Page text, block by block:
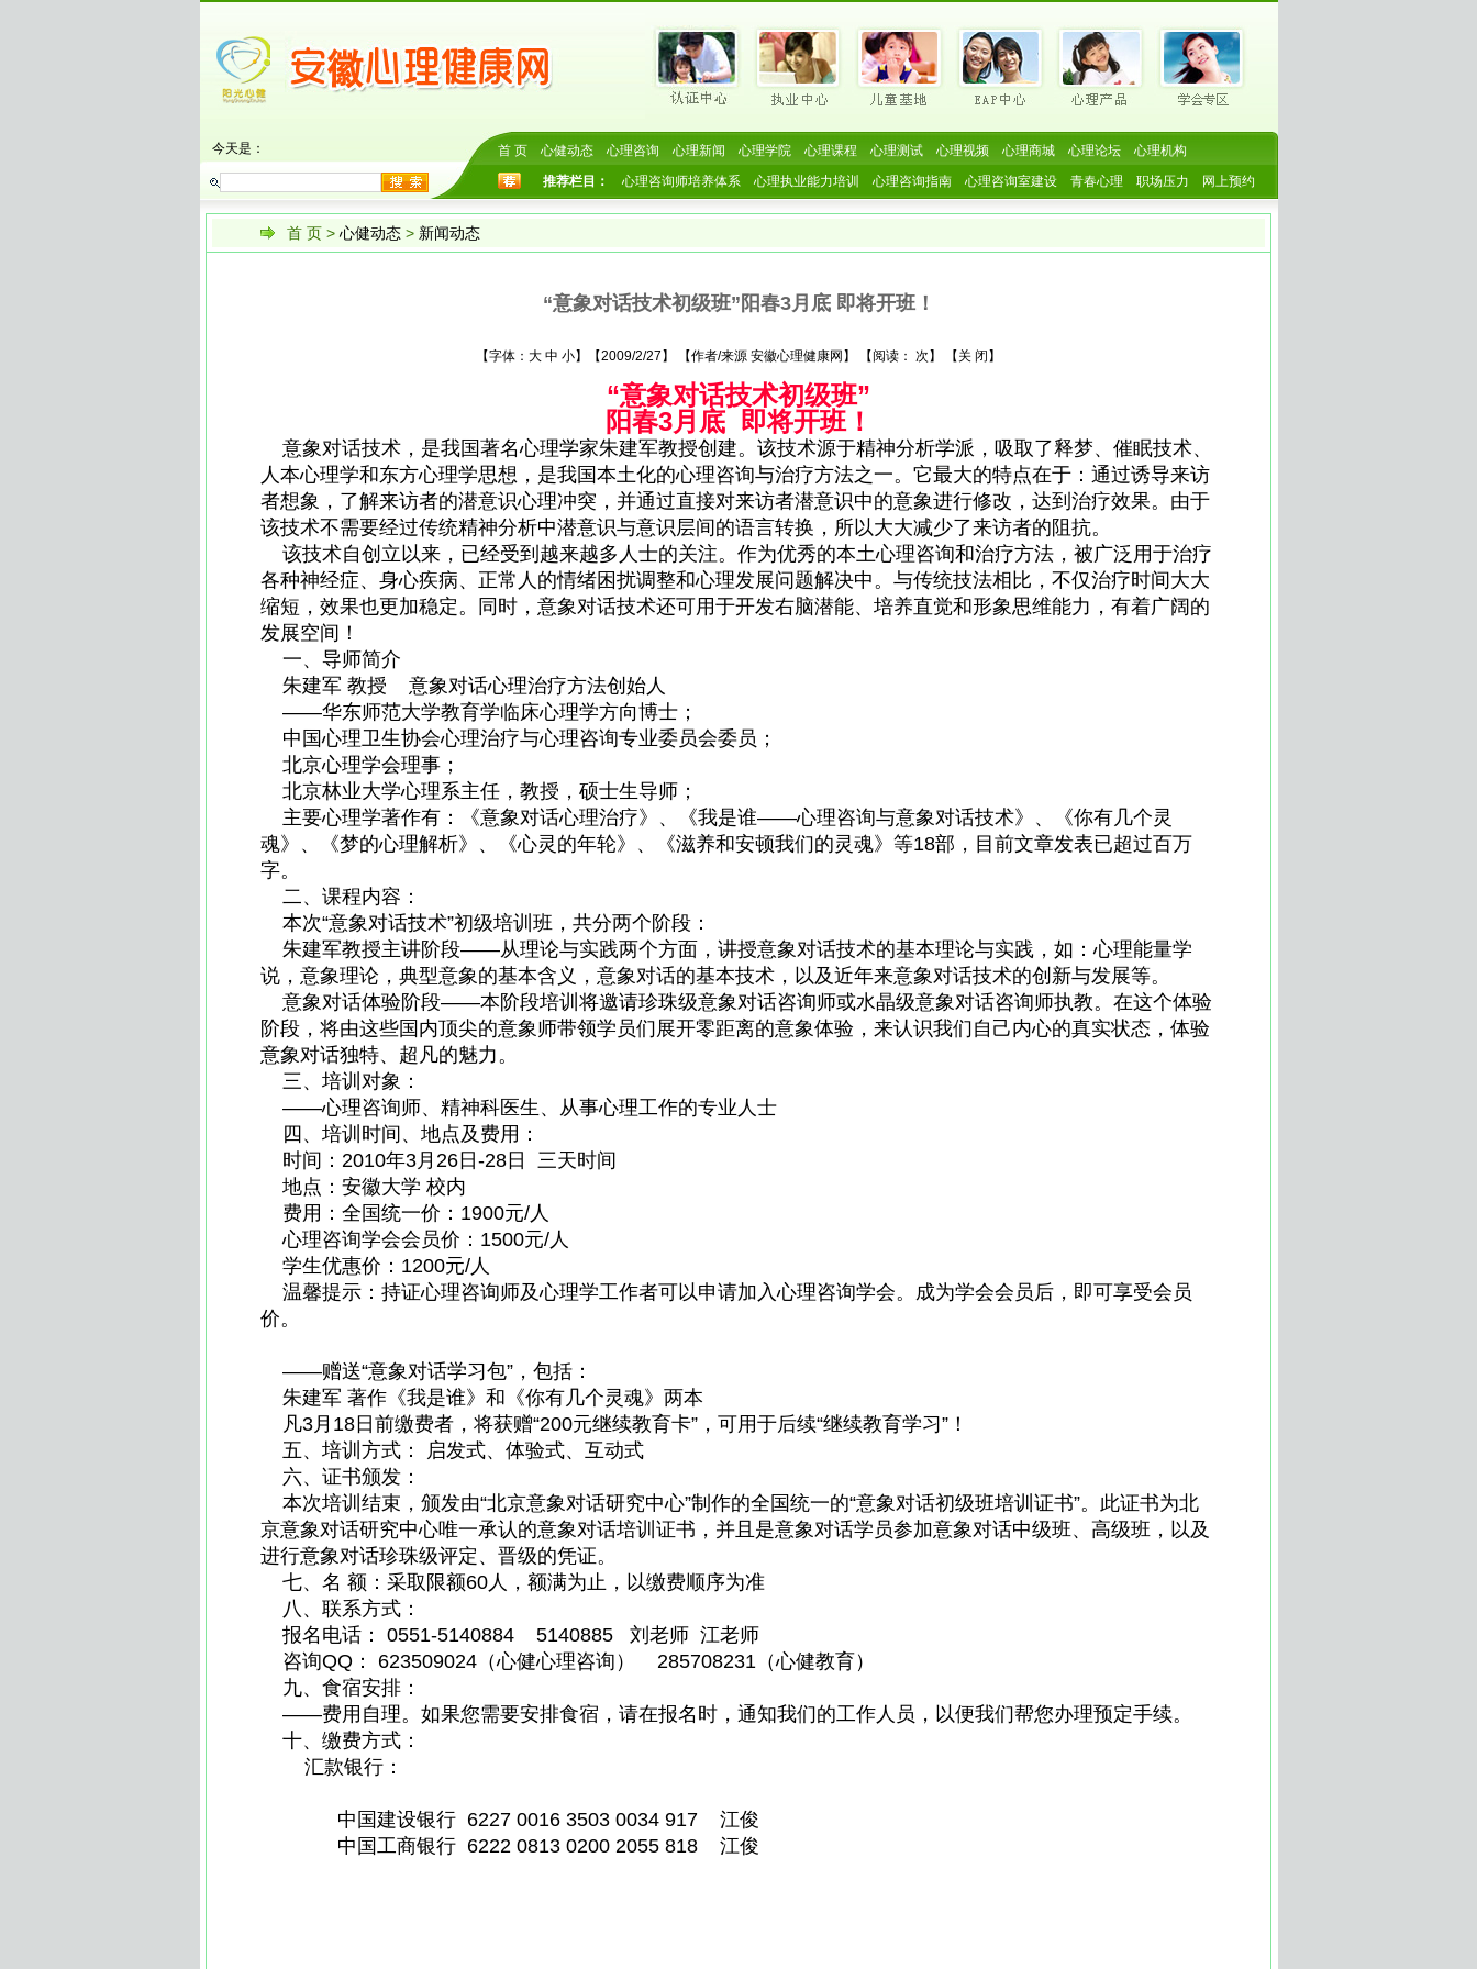
今天是： 首 页 心健动态 心理咨询 心理新闻 心理学院 心理课程 心理测试 心理视频 心理商城 心理论坛
心理机构
推荐栏目：
心理咨询师培养体系 心理执业能力培训 心理咨询指南 心理咨询室建设 青春心理 职场压力 网上预约
首 页 > 心健动态 > 新闻动态
“意象对话技术初级班”阳春3月底 即将开班！
【字体： 大 中 小】【2009/2/27】 【作者/来源 安徽心理健康网】 【阅读： 次】 【 关 闭 】
“意象对话技术初级班”
阳春3月底 即将开班！
意象对话技术，是我国著名心理学家朱建军教授创建。该技术源于精神分析学派，吸取了释梦、催眠技术、
人本心理学和东方心理学思想，是我国本土化的心理咨询与治疗方法之一。它最大的特点在于：通过诱导来访
者想象，了解来访者的潜意识心理冲突，并通过直接对来访者潜意识中的意象进行修改，达到治疗效果。由于
该技术不需要经过传统精神分析中潜意识与意识层间的语言转换，所以大大减少了来访者的阻抗。
该技术自创立以来，已经受到越来越多人士的关注。作为优秀的本土心理咨询和治疗方法，被广泛用于治疗
各种神经症、身心疾病、正常人的情绪困扰调整和心理发展问题解决中。与传统技法相比，不仅治疗时间大大
缩短，效果也更加稳定。同时，意象对话技术还可用于开发右脑潜能、培养直觉和形象思维能力，有着广阔的
发展空间！
一、导师简介
朱建军 教授 意象对话心理治疗方法创始人
——华东师范大学教育学临床心理学方向博士；
中国心理卫生协会心理治疗与心理咨询专业委员会委员；
北京心理学会理事；
北京林业大学心理系主任，教授，硕士生导师；
主要心理学著作有：《意象对话心理治疗》、《我是谁——心理咨询与意象对话技术》、《你有几个灵
魂》、《梦的心理解析》、《心灵的年轮》、《滋养和安顿我们的灵魂》等18部，目前文章发表已超过百万
字。
二、课程内容：
本次“意象对话技术”初级培训班，共分两个阶段：
朱建军教授主讲阶段——从理论与实践两个方面，讲授意象对话技术的基本理论与实践，如：心理能量学
说，意象理论，典型意象的基本含义，意象对话的基本技术，以及近年来意象对话技术的创新与发展等。
意象对话体验阶段——本阶段培训将邀请珍珠级意象对话咨询师或水晶级意象对话咨询师执教。在这个体验
阶段，将由这些国内顶尖的意象师带领学员们展开零距离的意象体验，来认识我们自己内心的真实状态，体验
意象对话独特、超凡的魅力。
三、培训对象：
——心理咨询师、精神科医生、从事心理工作的专业人士
四、培训时间、地点及费用：
时间：2010年3月26日-28日 三天时间
地点：安徽大学 校内
费用：全国统一价：1900元/人
心理咨询学会会员价：1500元/人
学生优惠价：1200元/人
温馨提示：持证心理咨询师及心理学工作者可以申请加入心理咨询学会。成为学会会员后，即可享受会员
价。
——赠送“意象对话学习包”，包括：
朱建军 著作《我是谁》和《你有几个灵魂》两本
凡3月18日前缴费者，将获赠“200元继续教育卡”，可用于后续“继续教育学习”！
五、培训方式： 启发式、体验式、互动式
六、证书颁发：
本次培训结束，颁发由“北京意象对话研究中心”制作的全国统一的“意象对话初级班培训证书”。此证书为北
京意象对话研究中心唯一承认的意象对话培训证书，并且是意象对话学员参加意象对话中级班、高级班，以及
进行意象对话珍珠级评定、晋级的凭证。
七、名 额：采取限额60人，额满为止，以缴费顺序为准
八、联系方式：
报名电话： 0551-5140884 5140885 刘老师 江老师
咨询QQ： 623509024（心健心理咨询） 285708231（心健教育）
九、食宿安排：
——费用自理。如果您需要安排食宿，请在报名时，通知我们的工作人员，以便我们帮您办理预定手续。
十、缴费方式：
汇款银行：
中国建设银行 6227 0016 3503 0034 917 江俊
中国工商银行 6222 0813 0200 2055 818 江俊